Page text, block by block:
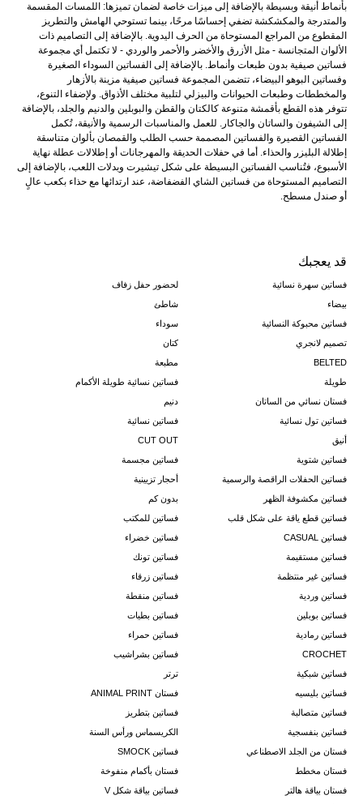
بأنماط أنيقة وبسيطة بالإضافة إلى ميزات خاصة لضمان تميزها: اللمسات المقسمة
والمتدرجة والمكشكشة تضفي إحساسًا مرحًا، بينما تستوحي الهامش والتطريز
المقطوع من المراجع المستوحاة من الحرف اليدوية. بالإضافة إلى التصاميم ذات
الألوان المتجانسة - مثل الأزرق والأخضر والأحمر والوردي - لا تكتمل أي مجموعة
فساتين صيفية بدون طبعات وأنماط. بالإضافة إلى الفساتين السوداء الصغيرة
وفساتين البوهو البيضاء، تتضمن المجموعة فساتين صيفية مزينة بالأزهار
والمخططات وطبعات الحيوانات والبيزلي لتلبية مختلف الأذواق. ولإضفاء التنوع،
تتوفر هذه القطع بأقمشة متنوعة كالكتان والقطن والبوبلين والدنيم والجلد، بالإضافة
إلى الشيفون والساتان والجاكار. للعمل والمناسبات الرسمية والأنيقة، تُكمل
الفساتين القصيرة والفساتين المصممة حسب الطلب والقمصان بألوان متناسقة
إطلالة البليزر والحذاء. أما في حفلات الحديقة والمهرجانات أو إطلالات عطلة نهاية
الأسبوع، فتُناسب الفساتين البسيطة على شكل تيشيرت وبدلات اللعب، بالإضافة إلى
التصاميم المستوحاة من فساتين الشاي الفضفاضة، عند ارتدائها مع حذاء بكعب عالٍ
أو صندل مسطح.
قد يعجبك
فساتين سهرة نسائية
لحضور حفل زفاف
بيضاء
شاطئ
فساتين محبوكة النسائية
سوداء
تصميم لانجري
كتان
BELTED
مطبعة
طويلة
فساتين نسائية طويلة الأكمام
فستان نسائي من الساتان
دنيم
فساتين تول نسائية
فساتين نسائية
أنيق
CUT OUT
فساتين شتوية
فساتين مجسمة
فساتين الحفلات الراقصة والرسمية
أحجار تزيينية
فساتين مكشوفة الظهر
بدون كم
فساتين قطع ياقة على شكل قلب
فساتين للمكتب
فساتين CASUAL
فساتين خضراء
فساتين مستقيمة
فساتين تونك
فساتين غير منتظمة
فساتين زرقاء
فساتين وردية
فساتين منقطة
فساتين بوبلين
فساتين بطيات
فساتين رمادية
فساتين حمراء
CROCHET
فساتين بشراشيب
فساتين شبكية
ترتر
فساتين بليسيه
فستان ANIMAL PRINT
فساتين متصالبة
فساتين بتطريز
فساتين بنفسجية
الكريسماس ورأس السنة
فستان من الجلد الاصطناعي
فساتين SMOCK
فستان مخطط
فستان بأكمام منفوخة
فستان بياقة هالتر
فساتين بياقة شكل V